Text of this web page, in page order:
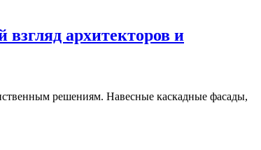
архитекторов и
решениям. Навесные каскадные фасады,